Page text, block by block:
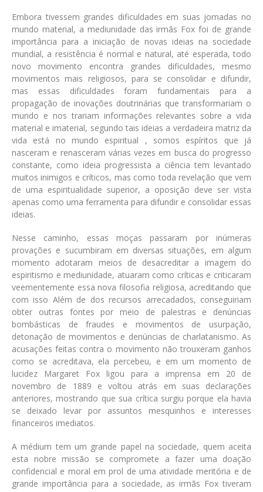
Embora tivessem grandes dificuldades em suas jornadas no
mundo material, a mediunidade das irmãs Fox foi de grande
importância para a iniciação de novas ideias na sociedade
mundial, a resistência é normal e natural, até esperada, todo
novo movimento encontra grandes dificuldades, mesmo
movimentos mais religiosos, para se consolidar e difundir,
mas essas dificuldades foram fundamentais para a
propagação de inovações doutrinárias que transformariam o
mundo e nos trariam informações relevantes sobre a vida
material e imaterial, segundo tais ideias a verdadeira matriz da
vida está no mundo espiritual , somos espíritos que já
nasceram e renasceram várias vezes em busca do progresso
constante, como ideia progressista a ciência tem levantado
muitos inimigos e críticos, mas como toda revelação que vem
de uma espiritualidade superior, a oposição deve ser vista
apenas como uma ferramenta para difundir e consolidar essas
ideias.
Nesse caminho, essas moças passaram por inúmeras
provações e sucumbiram em diversas situações, em algum
momento adotaram meios de desacreditar a imagem do
espiritismo e mediunidade, atuaram como críticas e criticaram
veementemente essa nova filosofia religiosa, acreditando que
com isso Além de dos recursos arrecadados, conseguiriam
obter outras fontes por meio de palestras e denúncias
bombásticas de fraudes e movimentos de usurpação,
detonação de movimentos e denúncias de charlatanismo. As
acusações feitas contra o movimento não trouxeram ganhos
como se acreditava, ela percebeu, e em um momento de
lucidez Margaret Fox ligou para a imprensa em 20 de
novembro de 1889 e voltou atrás em suas declarações
anteriores, mostrando que sua crítica surgiu porque ela havia
se deixado levar por assuntos mesquinhos e interesses
financeiros imediatos.
A médium tem um grande papel na sociedade, quem aceita
esta nobre missão se compromete a fazer uma doação
confidencial e moral em prol de uma atividade meritória e de
grande importância para a sociedade, as irmãs Fox tiveram